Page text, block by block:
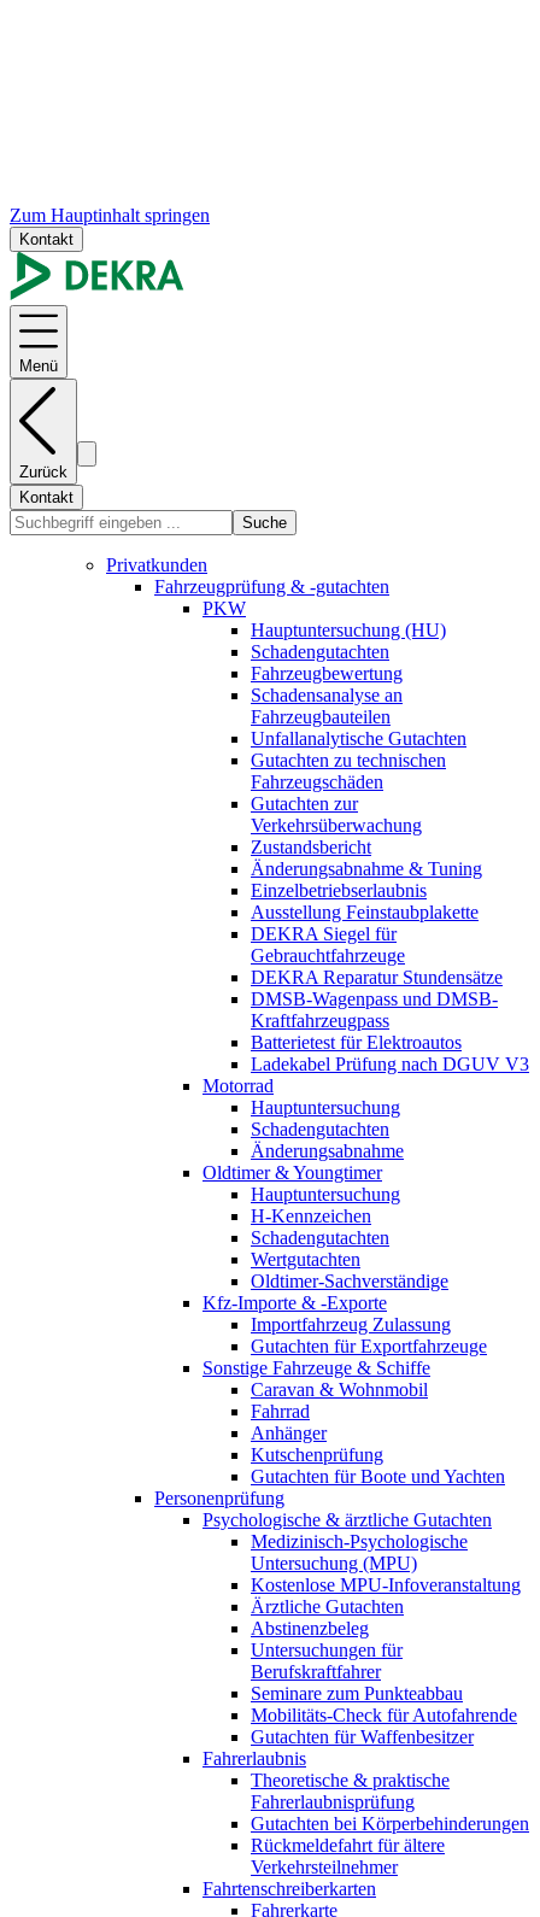
Zum Hauptinhalt springen
Kontakt
Menü
Zurück
Kontakt
Suche
Privatkunden
Fahrzeugprüfung & -gutachten
PKW
Hauptuntersuchung (HU)
Schadengutachten
Fahrzeugbewertung
Schadensanalyse an
Fahrzeugbauteilen
Unfallanalytische Gutachten
Gutachten zu technischen
Fahrzeugschäden
Gutachten zur
Verkehrsüberwachung
Zustandsbericht
Änderungsabnahme & Tuning
Einzelbetriebserlaubnis
Ausstellung Feinstaubplakette
DEKRA Siegel für
Gebrauchtfahrzeuge
DEKRA Reparatur Stundensätze
DMSB-Wagenpass und DMSB-
Kraftfahrzeugpass
Batterietest für Elektroautos
Ladekabel Prüfung nach DGUV V3
Motorrad
Hauptuntersuchung
Schadengutachten
Änderungsabnahme
Oldtimer & Youngtimer
Hauptuntersuchung
H-Kennzeichen
Schadengutachten
Wertgutachten
Oldtimer-Sachverständige
Kfz-Importe & -Exporte
Importfahrzeug Zulassung
Gutachten für Exportfahrzeuge
Sonstige Fahrzeuge & Schiffe
Caravan & Wohnmobil
Fahrrad
Anhänger
Kutschenprüfung
Gutachten für Boote und Yachten
Personenprüfung
Psychologische & ärztliche Gutachten
Medizinisch-Psychologische
Untersuchung (MPU)
Kostenlose MPU-Infoveranstaltung
Ärztliche Gutachten
Abstinenzbeleg
Untersuchungen für
Berufskraftfahrer
Seminare zum Punkteabbau
Mobilitäts-Check für Autofahrende
Gutachten für Waffenbesitzer
Fahrerlaubnis
Theoretische & praktische
Fahrerlaubnisprüfung
Gutachten bei Körperbehinderungen
Rückmeldefahrt für ältere
Verkehrsteilnehmer
Fahrtenschreiberkarten
Fahrerkarte